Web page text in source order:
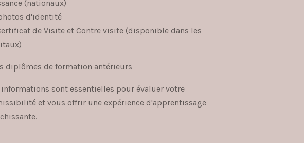
(nationaux)
d'identité
de Visite et Contre visite (disponible dans les
diplômes de formation antérieurs
informations sont essentielles pour évaluer votre
et vous offrir une expérience d'apprentissage